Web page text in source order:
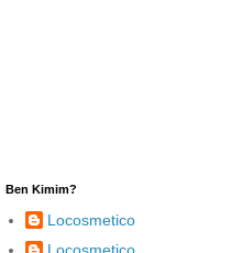
Ben Kimim?
Locosmetico